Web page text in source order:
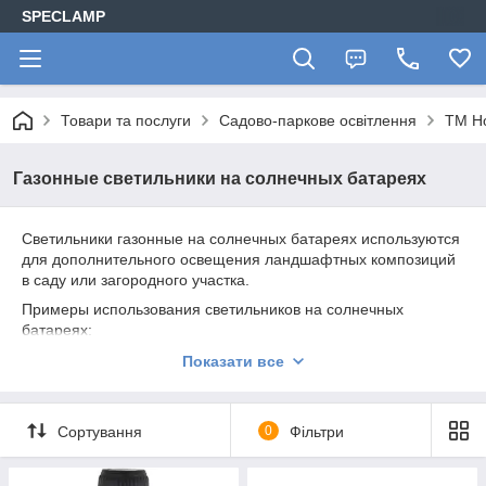
SPECLAMP
Товари та послуги Садово-паркове освітлення ТМ
Газонные светильники на солнечных батареях
Светильники газонные на солнечных батареях используются
для дополнительного освещения ландшафтных композиций
в саду или загородного участка.
Примеры использования светильников на солнечных
батареях:
Освещение определенных зон сада и двора, например
Освещение пруда.
Подсветка декоративных скульптур на участке
Показати все
Сортування 0 Фільтри